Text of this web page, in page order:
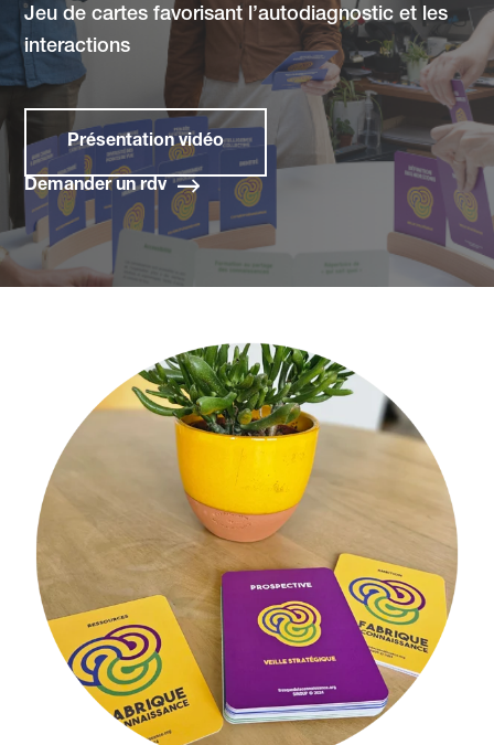
Jeu de cartes favorisant l’autodiagnostic et les
interactions
Présentation vidéo
Demander un rdv